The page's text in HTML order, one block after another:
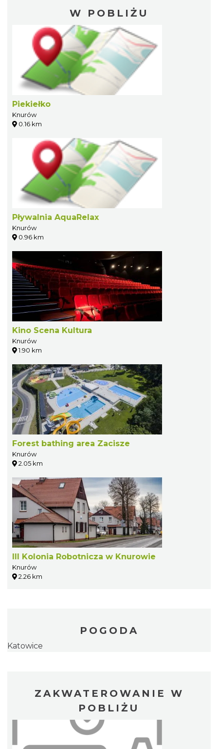
W POBLIŻU
Piekiełko
Knurów
0.16 km
Pływalnia AquaRelax
Knurów
0.96 km
Kino Scena Kultura
Knurów
1.90 km
Forest bathing area Zacisze
Knurów
2.05 km
III Kolonia Robotnicza w Knurowie
Knurów
2.26 km
POGODA
Katowice
ZAKWATEROWANIE W
POBLIŻU